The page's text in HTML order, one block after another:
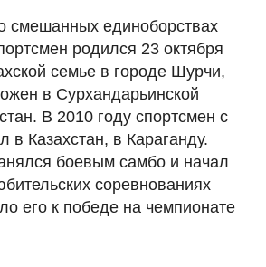
смешанных единоборствах
родился 23 октября
семье в городе Шурчи,
в Сурхандарьинской
В 2010 году спортсмен с
в Казахстан, в Караганду.
боевым самбо и начал
соревнованиях
его к победе на чемпионате